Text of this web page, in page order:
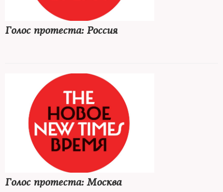
Голос протеста: Россия
Голос протеста: Москва